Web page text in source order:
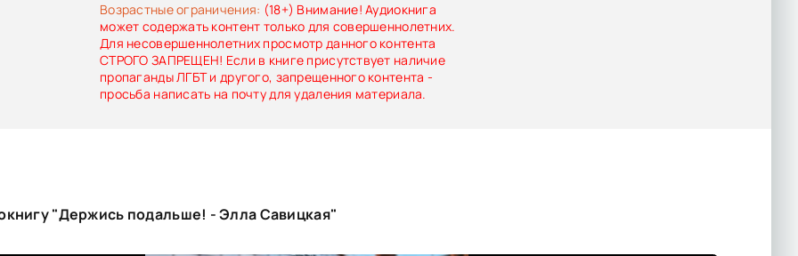
Возрастные ограничения: (18+) Внимание! Аудиокнига
может содержать контент только для совершеннолетних.
Для несовершеннолетних просмотр данного контента
СТРОГО ЗАПРЕЩЕН! Если в книге присутствует наличие
пропаганды ЛГБТ и другого, запрещенного контента -
просьба написать на почту для удаления материала.
"Держись подальше! - Элла Савицкая"